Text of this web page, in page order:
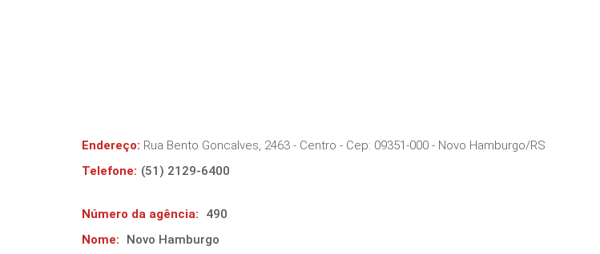
Endereço: Rua Bento Goncalves, 2463 - Centro - Cep: 09351-000 - Novo Hamburgo/RS
Telefone: (51) 2129-6400
Número da agência:
490
Nome:
Novo Hamburgo